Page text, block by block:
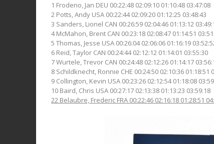
1 Frodeno, Jan DEU 00:22:48 02:09:10 01:10:48 03:47:08
2 Potts, Andy USA 00:22:44 02:09:20 01:12:25 03:48:43
3 Sanders, Lionel CAN 00:26:59 02:04:46 01:13:12
4 McMahon, Brent CAN 00:23:18 02:08:47 01:14:51
5 Thomas, Jesse USA 00:26:04 02:06:06 01:16:19
6 Reid, Taylor CAN 00:24:44 02:12:12 01:14:01 03:55:30
7 Wurtele, Trevor CAN 00:24:48 02:12:26 01:14:17
8 Schildknecht, Ronnie CHE 00:24:50 02:10:36 01:18:51
9 Collington, Kevin USA 00:23:26 02:12:54 01:18:08
10 Baird, Chris USA 00:27:17 02:13:38 01:13:23 03:59:18
22 Belaubre, Frederic FRA 00:22:46 02:16:18 01:28:51